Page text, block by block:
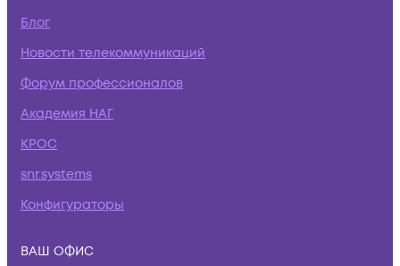
Блог
Новости телекоммуникаций
Форум профессионалов
Академия НАГ
КРОС
snr.systems
Конфигураторы
ВАШ ОФИС